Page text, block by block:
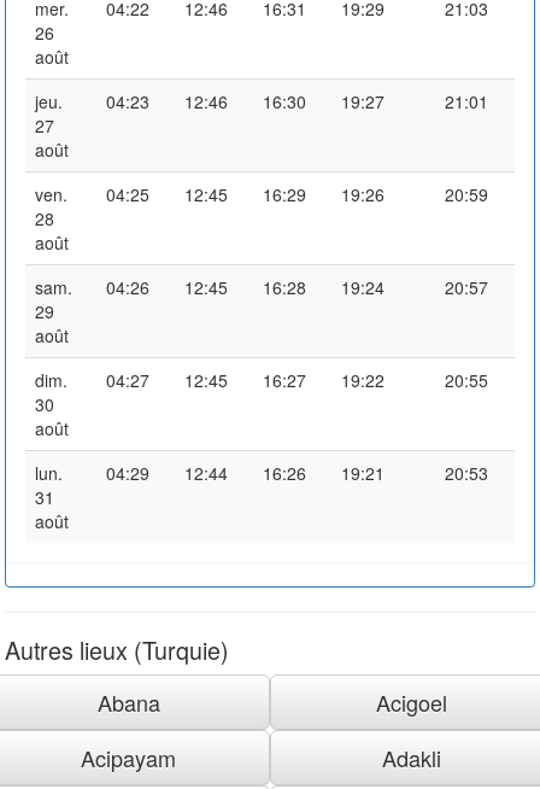
mer.
26
août
04:22 12:46 16:31 19:29 21:03
jeu.
27
août
04:23 12:46 16:30 19:27 21:01
ven.
28
août
04:25 12:45 16:29 19:26 20:59
sam.
29
août
04:26 12:45 16:28 19:24 20:57
dim.
30
août
04:27 12:45 16:27 19:22 20:55
lun.
31
août
04:29 12:44 16:26 19:21 20:53
Autres lieux (Turquie)
Abana
Acigoel
Acipayam
Adakli